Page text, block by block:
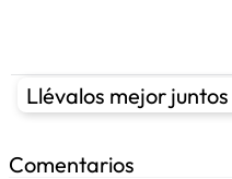
Llévalos mejor juntos
Comentarios